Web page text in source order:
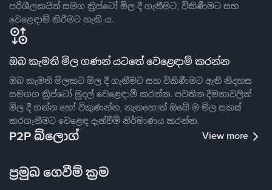
පරිශීලකයින් සමග ක්‍රිප්ටෝ මිල දී ගැනීමට, විකිණීමට සහ
වෙළෙඳාම් කිරීමට හැකි ය.
ඔබ කැමති මිල ගණන් යටතේ වෙළෙඳාම් කරන්න
ඔබ කැමති මිලකට මිල දී ගැනීමට සහ විකිණීමට ඇති නිදහස
සමගග ක්‍රිප්ටෝ මුදල් වෙළෙඳාම් කරන්න. පවතින දීමනාවලින්
මිල දී ගන්න හෝ විකුණන්න, නැතහොත් ඔබේ ම මිල සකස්
කරගැනීමට වෙළෙඳ දැන්වීම් නිර්මාණය කරන්න.
P2P බ්ලොග් View more
ප්‍රමුඛ ගෙවීම් ක්‍රම